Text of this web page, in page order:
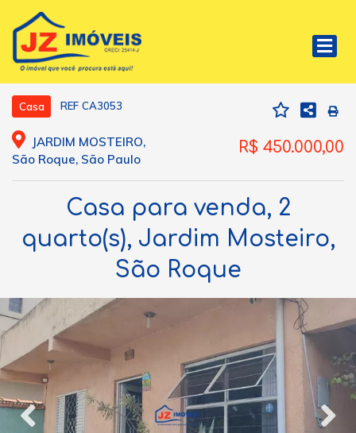
Casa REF CA3053
JARDIM MOSTEIRO,
São Roque, São Paulo
R$ 450.000,00
Casa para venda, 2
quarto(s), Jardim Mosteiro,
São Roque